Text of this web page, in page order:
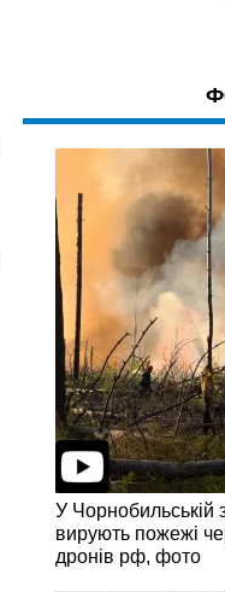
У Чорнобильській
вирують пожежі
дронів рф, фото